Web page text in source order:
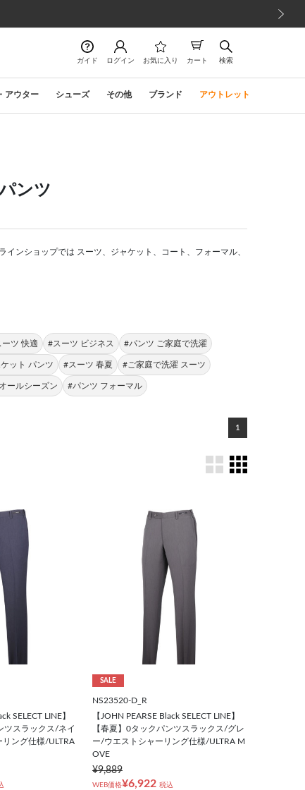
ガイド ログイン お気に入り カート 検索
アウター シューズ その他 ブランド アウトレット
ンツ
インショップでは スーツ、ジャケット、コート、フォーマル、
ーツ 快適 #スーツ ビジネス #パンツ ご家庭で洗濯
ット パンツ #スーツ 春夏 #ご家庭で洗濯 スーツ
ールシーズン #パンツ フォーマル
1
SELECT LINE】
ツスラックス/ネイ
ング仕様/ULTRA
SALE
NS23520-D_R
【JOHN PEARSE Black SELECT LINE】
【春夏】0タックパンツスラックス/グレ
ー/ウエストシャーリング仕様/ULTRA M
OVE
¥9,889
WEB価格¥6,922 税込